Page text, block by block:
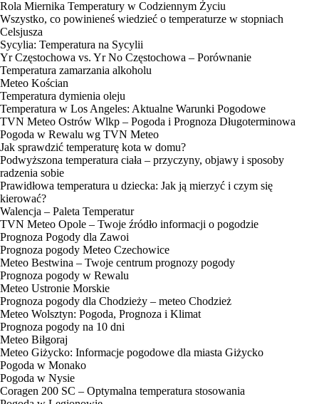
Rola Miernika Temperatury w Codziennym Życiu
Wszystko, co powinieneś wiedzieć o temperaturze w stopniach
Celsjusza
Sycylia: Temperatura na Sycylii
Yr Częstochowa vs. Yr No Częstochowa – Porównanie
Temperatura zamarzania alkoholu
Meteo Kościan
Temperatura dymienia oleju
Temperatura w Los Angeles: Aktualne Warunki Pogodowe
TVN Meteo Ostrów Wlkp – Pogoda i Prognoza Długoterminowa
Pogoda w Rewalu wg TVN Meteo
Jak sprawdzić temperaturę kota w domu?
Podwyższona temperatura ciała – przyczyny, objawy i sposoby
radzenia sobie
Prawidłowa temperatura u dziecka: Jak ją mierzyć i czym się
kierować?
Walencja – Paleta Temperatur
TVN Meteo Opole – Twoje źródło informacji o pogodzie
Prognoza Pogody dla Zawoi
Prognoza pogody Meteo Czechowice
Meteo Bestwina – Twoje centrum prognozy pogody
Prognoza pogody w Rewalu
Meteo Ustronie Morskie
Prognoza pogody dla Chodzieży – meteo Chodzież
Meteo Wolsztyn: Pogoda, Prognoza i Klimat
Prognoza pogody na 10 dni
Meteo Biłgoraj
Meteo Giżycko: Informacje pogodowe dla miasta Giżycko
Pogoda w Monako
Pogoda w Nysie
Coragen 200 SC – Optymalna temperatura stosowania